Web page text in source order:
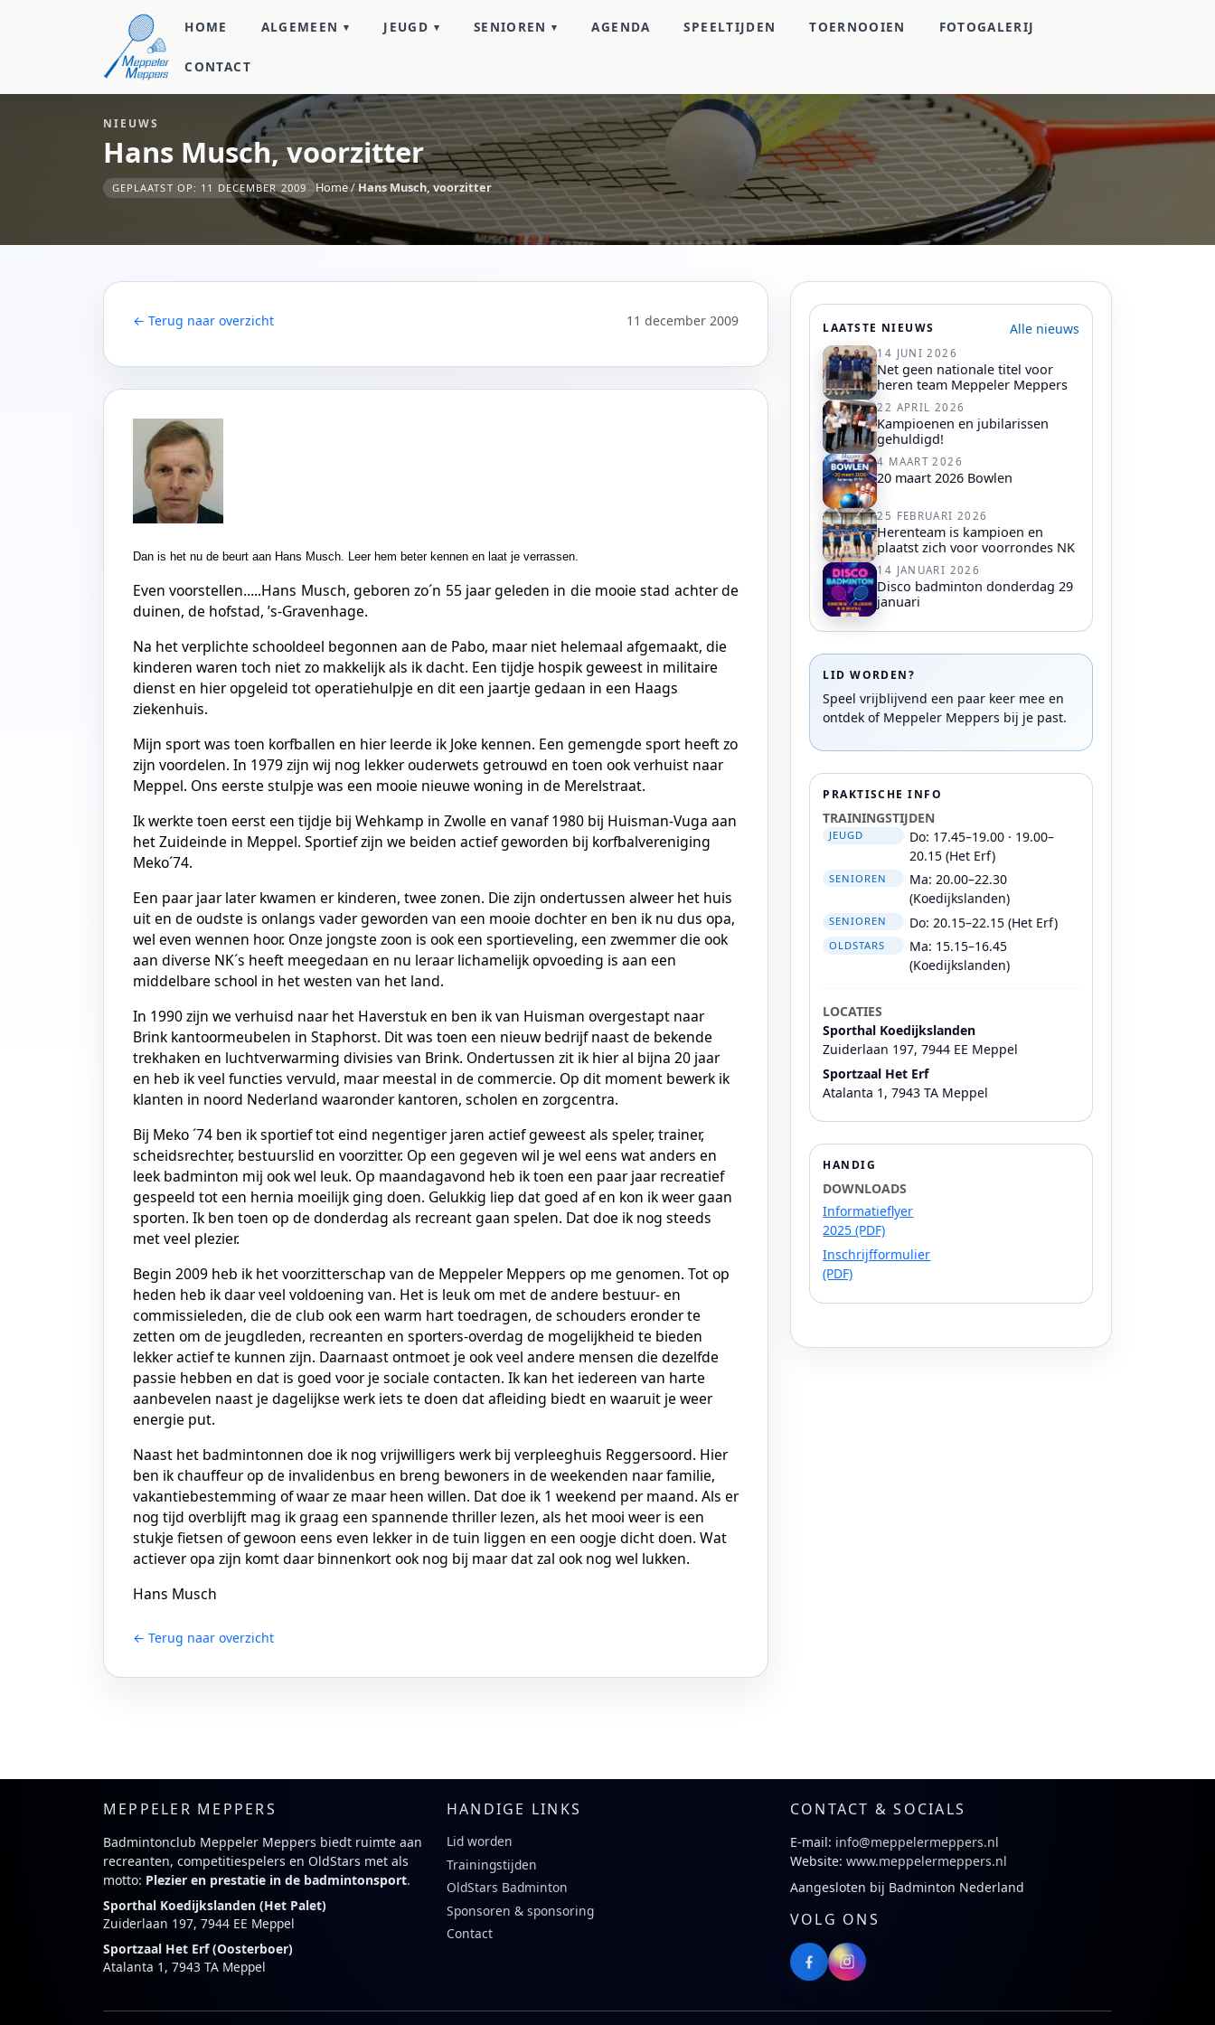
HOME ALGEMEEN JEUGD SENIOREN AGENDA SPEELTIJDEN TOERNOOIEN FOTOGALERIJ
CONTACT
NIEUWS
Hans Musch, voorzitter
GEPLAATST OP: 11 DECEMBER 2009 Home/ Hans Musch, voorzitter
← Terug naar overzicht 11 december 2009
Dan is het nu de beurt aan Hans Musch. Leer hem beter kennen en laat je verrassen.
Even voorstellen…..Hans Musch, geboren zo´n 55 jaar geleden in die mooie stad achter de
duinen, de hofstad, ’s-Gravenhage.
Na het verplichte schooldeel begonnen aan de Pabo, maar niet helemaal afgemaakt, die
kinderen waren toch niet zo makkelijk als ik dacht. Een tijdje hospik geweest in militaire
dienst en hier opgeleid tot operatiehulpje en dit een jaartje gedaan in een Haags
ziekenhuis.
Mijn sport was toen korfballen en hier leerde ik Joke kennen. Een gemengde sport heeft zo
zijn voordelen. In 1979 zijn wij nog lekker ouderwets getrouwd en toen ook verhuist naar
Meppel. Ons eerste stulpje was een mooie nieuwe woning in de Merelstraat.
Ik werkte toen eerst een tijdje bij Wehkamp in Zwolle en vanaf 1980 bij Huisman-Vuga aan
het Zuideinde in Meppel. Sportief zijn we beiden actief geworden bij korfbalvereniging
Meko´74.
Een paar jaar later kwamen er kinderen, twee zonen. Die zijn ondertussen alweer het huis
uit en de oudste is onlangs vader geworden van een mooie dochter en ben ik nu dus opa,
wel even wennen hoor. Onze jongste zoon is ook een sportieveling, een zwemmer die ook
aan diverse NK´s heeft meegedaan en nu leraar lichamelijk opvoeding is aan een
middelbare school in het westen van het land.
In 1990 zijn we verhuisd naar het Haverstuk en ben ik van Huisman overgestapt naar
Brink kantoormeubelen in Staphorst. Dit was toen een nieuw bedrijf naast de bekende
trekhaken en luchtverwarming divisies van Brink. Ondertussen zit ik hier al bijna 20 jaar
en heb ik veel functies vervuld, maar meestal in de commercie. Op dit moment bewerk ik
klanten in noord Nederland waaronder kantoren, scholen en zorgcentra.
Bij Meko ´74 ben ik sportief tot eind negentiger jaren actief geweest als speler, trainer,
scheidsrechter, bestuurslid en voorzitter. Op een gegeven wil je wel eens wat anders en
leek badminton mij ook wel leuk. Op maandagavond heb ik toen een paar jaar recreatief
gespeeld tot een hernia moeilijk ging doen. Gelukkig liep dat goed af en kon ik weer gaan
sporten. Ik ben toen op de donderdag als recreant gaan spelen. Dat doe ik nog steeds
met veel plezier.
Begin 2009 heb ik het voorzitterschap van de Meppeler Meppers op me genomen. Tot op
heden heb ik daar veel voldoening van. Het is leuk om met de andere bestuur- en
commissieleden, die de club ook een warm hart toedragen, de schouders eronder te
zetten om de jeugdleden, recreanten en sporters-overdag de mogelijkheid te bieden
lekker actief te kunnen zijn. Daarnaast ontmoet je ook veel andere mensen die dezelfde
passie hebben en dat is goed voor je sociale contacten. Ik kan het iedereen van harte
aanbevelen naast je dagelijkse werk iets te doen dat afleiding biedt en waaruit je weer
energie put.
Naast het badmintonnen doe ik nog vrijwilligers werk bij verpleeghuis Reggersoord. Hier
ben ik chauffeur op de invalidenbus en breng bewoners in de weekenden naar familie,
vakantiebestemming of waar ze maar heen willen. Dat doe ik 1 weekend per maand. Als er
nog tijd overblijft mag ik graag een spannende thriller lezen, als het mooi weer is een
stukje fietsen of gewoon eens even lekker in de tuin liggen en een oogje dicht doen. Wat
actiever opa zijn komt daar binnenkort ook nog bij maar dat zal ook nog wel lukken.
Hans Musch
← Terug naar overzicht
LAATSTE NIEUWS Alle nieuws
14 JUNI 2026
Net geen nationale titel voor
heren team Meppeler Meppers
22 APRIL 2026
Kampioenen en jubilarissen
gehuldigd!
4 MAART 2026
20 maart 2026 Bowlen
25 FEBRUARI 2026
Herenteam is kampioen en
plaatst zich voor voorrondes NK
14 JANUARI 2026
Disco badminton donderdag 29
januari
LID WORDEN?
Speel vrijblijvend een paar keer mee en
ontdek of Meppeler Meppers bij je past.
PRAKTISCHE INFO
TRAININGSTIJDEN
JEUGD
Do: 17.45–19.00 · 19.00–
20.15 (Het Erf)
SENIOREN
Ma: 20.00–22.30
(Koedijkslanden)
SENIOREN Do: 20.15–22.15 (Het Erf)
OLDSTARS
Ma: 15.15–16.45
(Koedijkslanden)
LOCATIES
Sporthal Koedijkslanden
Zuiderlaan 197, 7944 EE Meppel
Sportzaal Het Erf
Atalanta 1, 7943 TA Meppel
HANDIG
DOWNLOADS
Informatieflyer
2025 (PDF)
Inschrijfformulier
(PDF)
MEPPELER MEPPERS
Badmintonclub Meppeler Meppers biedt ruimte aan
recreanten, competitiespelers en OldStars met als
motto: Plezier en prestatie in de badmintonsport.
Sporthal Koedijkslanden (Het Palet)
Zuiderlaan 197, 7944 EE Meppel
Sportzaal Het Erf (Oosterboer)
Atalanta 1, 7943 TA Meppel
HANDIGE LINKS
Lid worden
Trainingstijden
OldStars Badminton
Sponsoren & sponsoring
Contact
CONTACT & SOCIALS
E-mail: info@meppelermeppers.nl
Website: www.meppelermeppers.nl
Aangesloten bij Badminton Nederland
VOLG ONS